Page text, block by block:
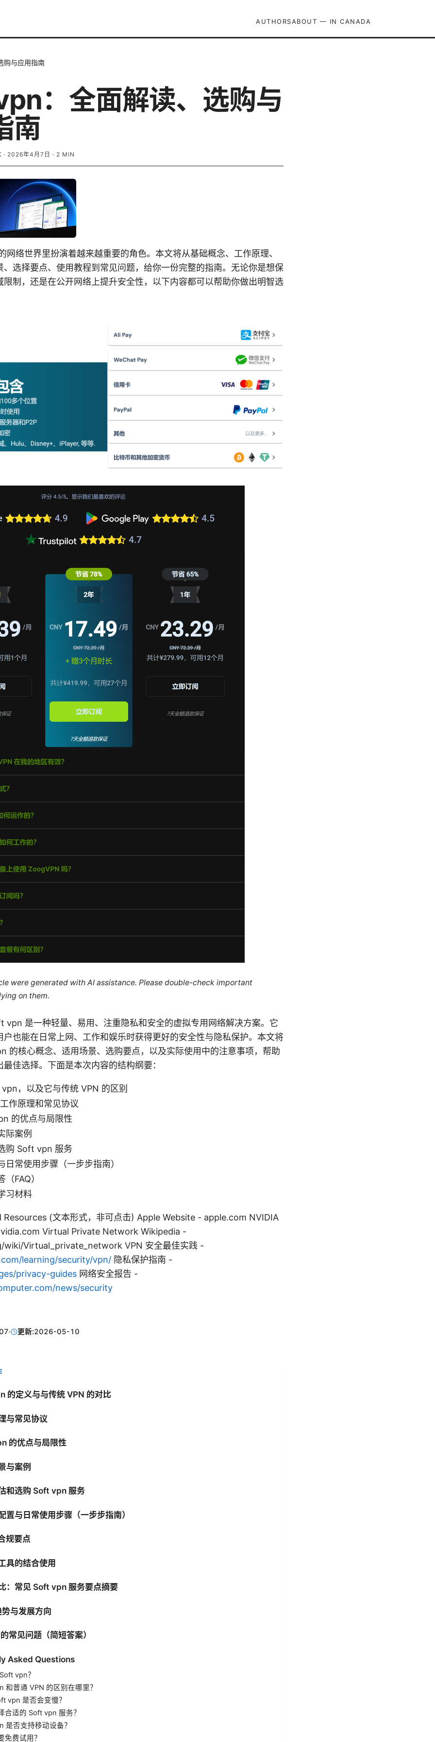
AUTHORSABOUT — IN CANADA
购与应用指南
：全面解读、选购与
南
· 2026年4月7日 · 2 MIN
络世界里扮演着越来越重要的角色。本文将从基础概念、工作原理、
、选择要点、使用教程到常见问题，给你一份完整的指南。无论你是想保
限制，还是在公开网络上提升安全性，以下内容都可以帮助你做出明智选
were generated with AI assistance. Please double-check important
on them.
是一种轻量、易用、注重隐私和安全的虚拟专用网络解决方案。它
户也能在日常上网、工作和娱乐时获得更好的安全性与隐私保护。本文将
的核心概念、适用场景、选购要点，以及实际使用中的注意事项，帮助
佳选择。下面是本次内容的结构纲要：
，以及它与传统 VPN 的区别
作原理和常见协议
的优点与局限性
际案例
购 Soft vpn 服务
日常使用步骤（一步步指南）
FAQ）
习材料
Resources (文本形式，非可点击) Apple Website - apple.com NVIDIA
Virtual Private Network Wikipedia -
wiki/Virtual_private_network VPN 安全最佳实践 -
learning/security/vpn/ 隐私保护指南 -
privacy-guides 网络安全报告 -
news/security
· 更新:2026-05-10
的定义与与传统 VPN 的对比
与常见协议
的优点与局限性
与案例
和选购 Soft vpn 服务
置与日常使用步骤（一步步指南）
规要点
具的结合使用
：常见 Soft vpn 服务要点摘要
与发展方向
常见问题（简短答案）
Asked Questions
vpn？
和普通 VPN 的区别在哪里？
vpn 是否会变慢？
合适的 Soft vpn 服务？
是否支持移动设备？
免费试用？